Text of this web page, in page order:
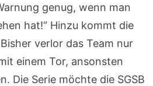
genug, wenn man
hat!“ Hinzu kommt die
verlor das Team nur
einem Tor, ansonsten
Die Serie möchte die SGSB